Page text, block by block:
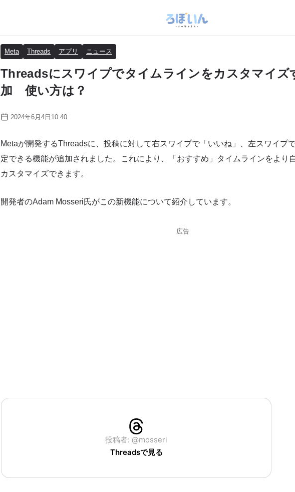
Meta Threads アプリ ニュース
Threadsにスワイプでタイムラインをカスタマイズ
加 使い方は？
2024年6月4日10:40
Metaが開発するThreadsに、投稿に対して右スワイプで「いいね」、左スワイプ
定できる機能が追加されました。これにより、「おすすめ」タイムラインをより
カスタマイズできます。
開発者のAdam Mosseri氏がこの新機能について紹介しています。
広告
投稿者: @mosseri
Threadsで見る